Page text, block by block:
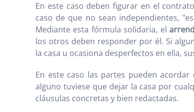
En este caso deben figurar en el
caso de que no sean independientes,
Mediante esta fórmula solidaria, el
los otros deben responder por él. Si
la casa u ocasiona desperfectos en ella,
En este caso las partes pueden
alguno tuviese que dejar la casa por
cláusulas concretas y bien redactadas.